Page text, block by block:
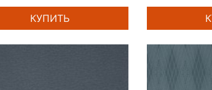
КУПИТЬ